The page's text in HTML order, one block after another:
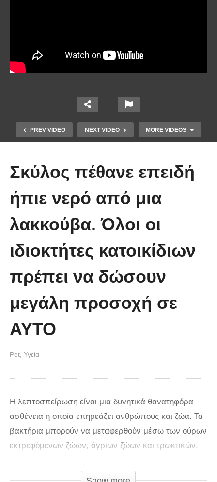
PREV VIDEO NEXT VIDEO MORE VIDEOS
Έβαλαν κάμερα έξω από αυτήν τη
(Βίντεο)
Σκύλος πέθανε επειδή
ήπιε νερό από μια
λακκούβα. Όλοι οι
ιδιοκτήτες κατοικίδιων
πρέπει να δώσουν
μεγάλη προσοχή σε
ΑΥΤΟ
Pet Υγεία
Η λεπτοσπείρωση είναι μια δυνητικά θανατηφόρα
ασθένεια η οποία επηρεάζει ανθρώπους και ζώα. Τα
βακτήρια μπορούν να μεταφερθούν μέσω των ούρων
εκτρεφόμενων ζώων, άγριων ζώων και τρωκτικών.
πίνουν νερό από λακκούβες ή τρώνε βρώμικο